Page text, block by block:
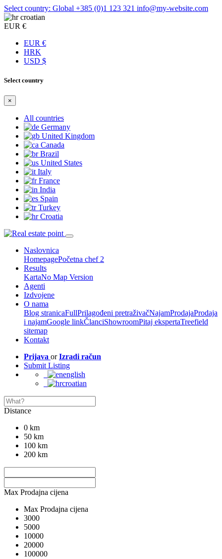
Select country: Global +385 (0)1 123 321 info@my-website.com
croatian
EUR €
EUR €
HRK
USD $
Select country
×
All countries
Germany
United Kingdom
Canada
Brazil
United States
Italy
France
India
Spain
Turkey
Croatia
Naslovnica
HomepagePočetna chef 2
Results
KartaNo Map Version
Agenti
Izdvojene
O nama
Blog stranicaFullPrilagođeni pretraživačNajamProdajaProdaja
i najamGoogle linkČlanciShowroomPitaj ekspertaTreefield
sitemap
Kontakt
Prijava orIzradi račun
Submit Listing
english
croatian
Distance
0 km
50 km
100 km
200 km
Max Prodajna cijena
Max Prodajna cijena
3000
5000
10000
20000
100000